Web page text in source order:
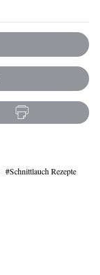
Schnittlauch Rezepte